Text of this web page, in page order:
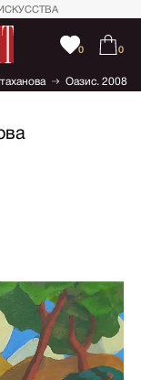
0 0
Оазис. 2008